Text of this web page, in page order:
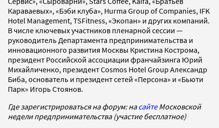
Караваевых», «Бэби клуба», Hurma Group of Companies, IFK
Hotel Management, TSFitness, «Экопан» и других компаний.
В числе ключевых участников пленарной сессии —
руководитель Департамента предпринимательства и
инновационного развития Москвы Кристина Кострома,
президент Российской ассоциации франчайзинга Юрий
Михайличенко, президент Cosmos Hotel Group Александр
Биба, основатель и президент сетей «Персона» и «Бьюти
Парк» Игорь Стоянов.
Где зарегистрироваться на форум: насайтеМосковской
недели предпринимательства (участие бесплатное)